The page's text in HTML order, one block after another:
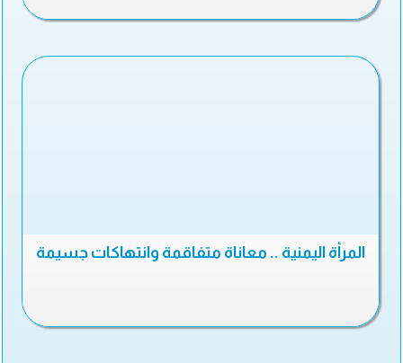
المرأة اليمنية .. معاناة متفاقمة وانتهاكات جسيمة